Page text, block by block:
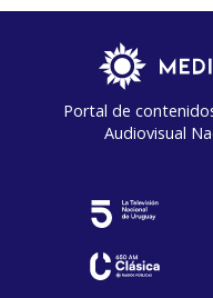
Portal de
Audiovisual